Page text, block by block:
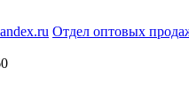
Отдел оптовых